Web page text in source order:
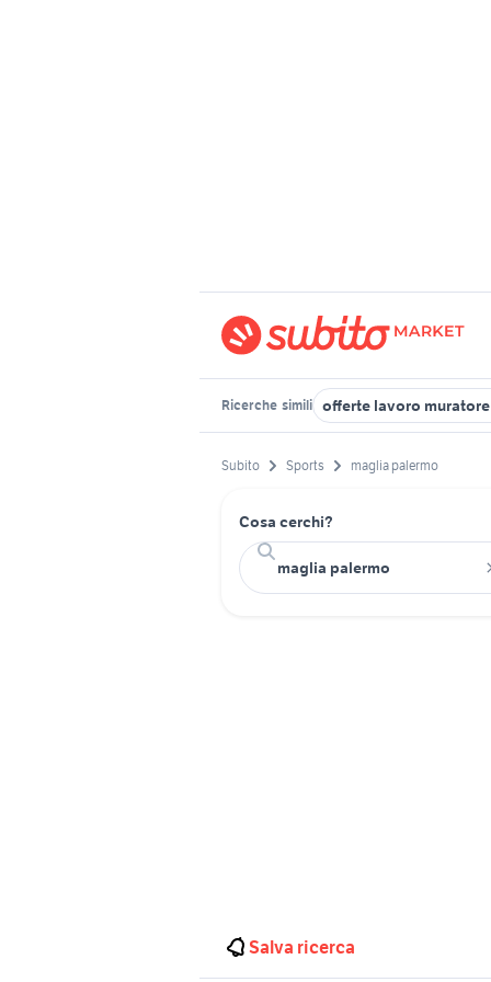
Ricerche simili offerte lavoro
Subito Sports maglia palermo
Cosa cerchi?
Salva ricerca